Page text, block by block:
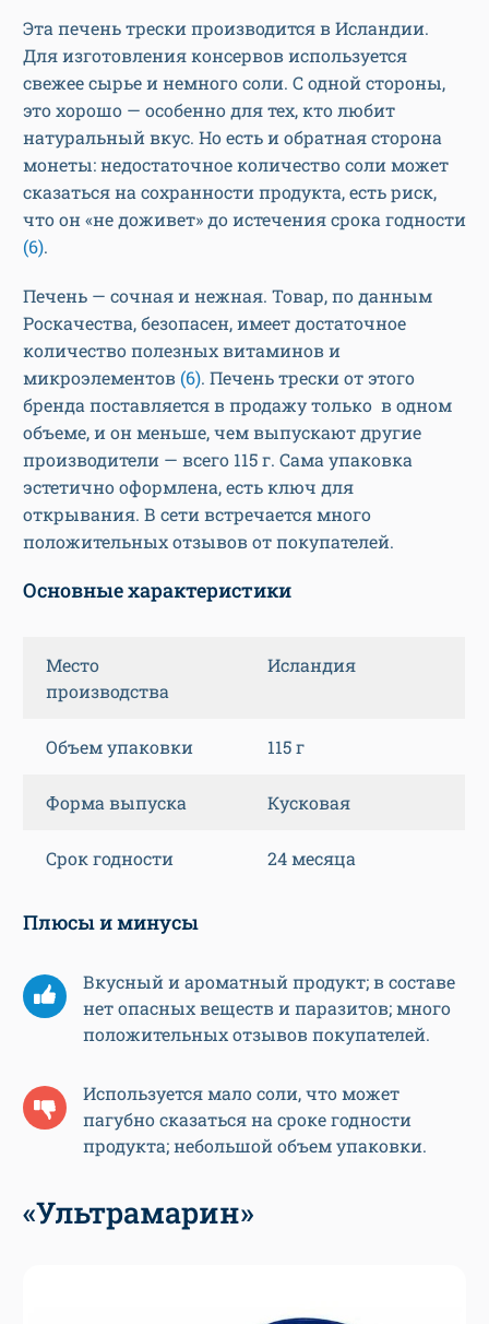
Эта печень трески производится в Исландии.
Для изготовления консервов используется
свежее сырье и немного соли. С одной стороны,
это хорошо — особенно для тех, кто любит
натуральный вкус. Но есть и обратная сторона
монеты: недостаточное количество соли может
сказаться на сохранности продукта, есть риск,
что он «не доживет» до истечения срока годности
(6).
Печень — сочная и нежная. Товар, по данным
Роскачества, безопасен, имеет достаточное
количество полезных витаминов и
микроэлементов (6). Печень трески от этого
бренда поставляется в продажу только в одном
объеме, и он меньше, чем выпускают другие
производители — всего 115 г. Сама упаковка
эстетично оформлена, есть ключ для
открывания. В сети встречается много
положительных отзывов от покупателей.
Основные характеристики
Место
производства
Исландия
Объем упаковки 115 г
Форма выпуска Кусковая
Срок годности 24 месяца
Плюсы и минусы
Вкусный и ароматный продукт; в составе
нет опасных веществ и паразитов; много
положительных отзывов покупателей.
Используется мало соли, что может
пагубно сказаться на сроке годности
продукта; небольшой объем упаковки.
«Ультрамарин»